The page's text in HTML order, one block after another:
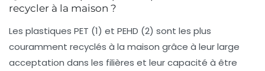
recycler à la maison ?
Les plastiques PET (1) et PEHD (2) sont les plus
couramment recyclés à la maison grâce à leur large
acceptation dans les filières et leur capacité à être